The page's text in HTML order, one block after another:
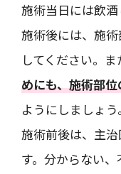
施術当日には飲酒
施術後には、施
してください。ま
めにも、施術部
ようにしましょう。
施術前後は、主
す。分からない